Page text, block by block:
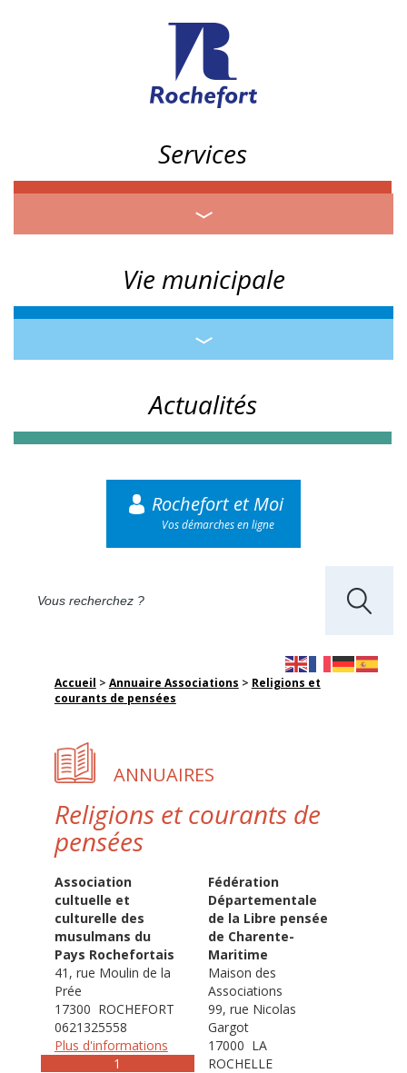
Services
Vie municipale
Actualités
Rochefort et Moi
Vos démarches en ligne
Accueil > Annuaire Associations > Religions et
courants de pensées
ANNUAIRES
Religions et courants de
pensées
Association
cultuelle et
culturelle des
musulmans du
Pays Rochefortais
41, rue Moulin de la
Prée
17300 ROCHEFORT
0621325558
Plus d'informations
1
Fédération
Départementale
de la Libre pensée
de Charente-
Maritime
Maison des
Associations
99, rue Nicolas
Gargot
17000 LA
ROCHELLE